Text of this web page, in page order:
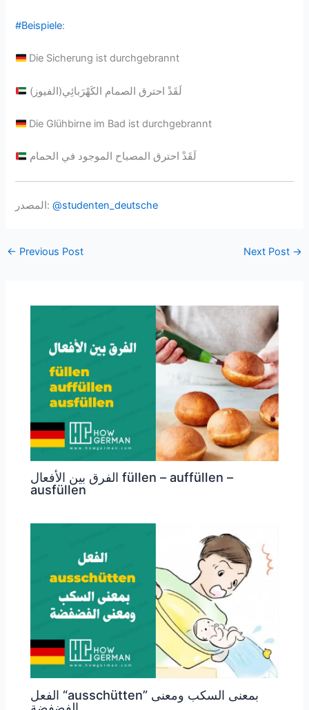
#Beispiele:
Die Sicherung ist durchgebrannt
لَقَدْ احترق الصمام الكَهْرَبائِي(الفيوز)
Die Glühbirne im Bad ist durchgebrannt
لَقَدْ احترق المصباح الموجود في الحمام
المصدر:@studenten_deutsche
← Previous Post Next Post →
الفرق بين الأفعال füllen – auffüllen –
ausfüllen
الفعل “ausschütten” بمعنى السكب ومعنى